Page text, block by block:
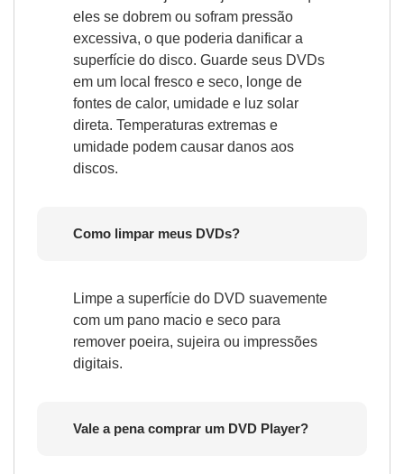
eles se dobrem ou sofram pressão
excessiva, o que poderia danificar a
superfície do disco. Guarde seus DVDs
em um local fresco e seco, longe de
fontes de calor, umidade e luz solar
direta. Temperaturas extremas e
umidade podem causar danos aos
discos.
Como limpar meus DVDs?
Limpe a superfície do DVD suavemente
com um pano macio e seco para
remover poeira, sujeira ou impressões
digitais.
Vale a pena comprar um DVD Player?